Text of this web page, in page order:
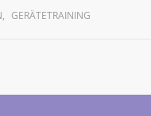
, GERÄTETRAINING